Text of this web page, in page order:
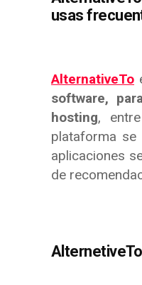
usas
AlternativeTo
software,
hosting,
plataforma se
aplicaciones
de